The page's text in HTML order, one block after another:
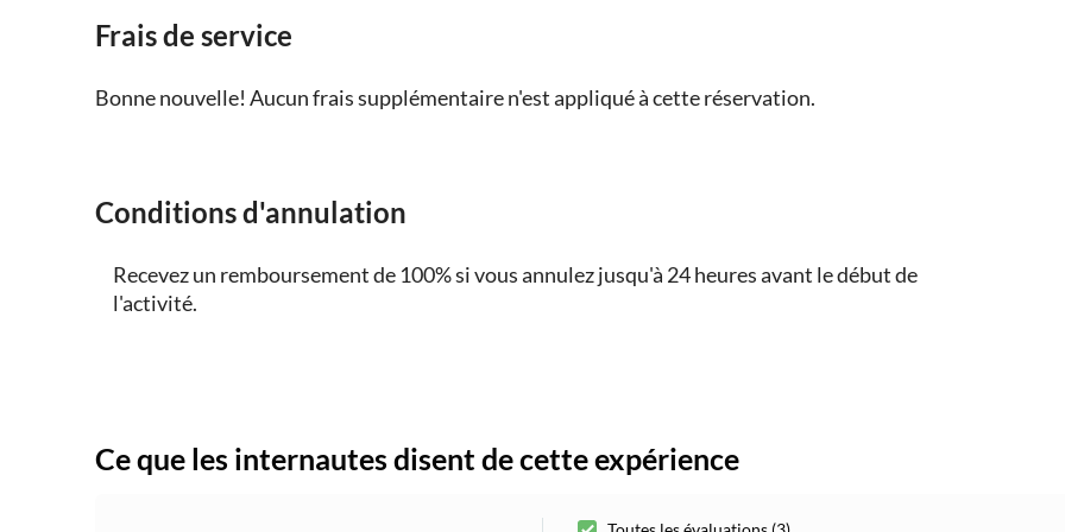
Frais de service
Bonne nouvelle! Aucun frais supplémentaire n'est appliqué à cette réservation.
Conditions d'annulation
Recevez un remboursement de 100% si vous annulez jusqu'à 24 heures avant le début de
l'activité.
Ce que les internautes disent de cette expérience